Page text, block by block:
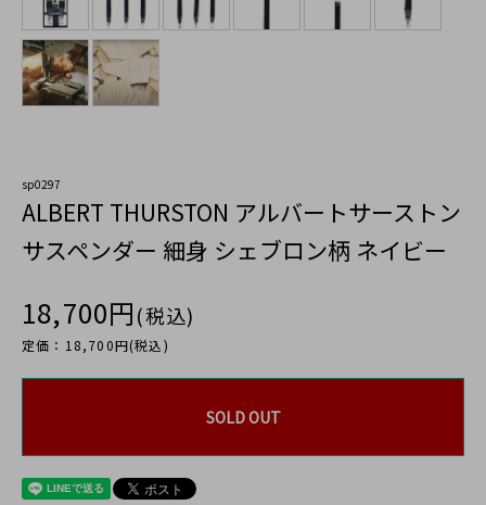
sp0297
ALBERT THURSTON アルバートサーストン
サスペンダー 細身 シェブロン柄 ネイビー
18,700円(税込)
定価：18,700円(税込)
SOLD OUT